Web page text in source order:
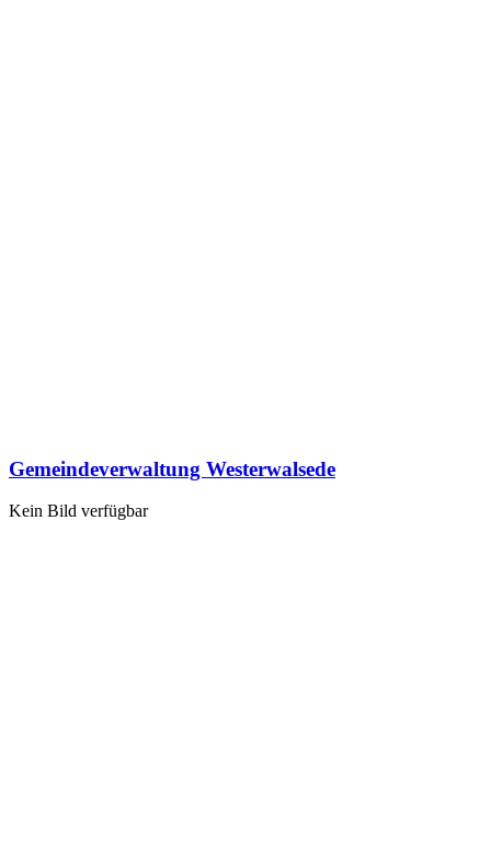
Gemeindeverwaltung Westerwalsede
Kein Bild verfügbar